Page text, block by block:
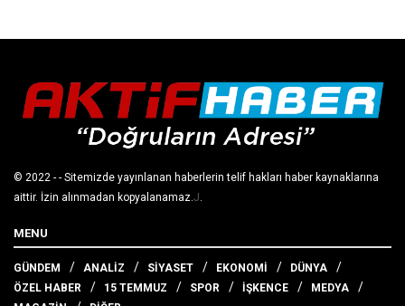
© 2022 - - Sitemizde yayınlanan haberlerin telif hakları haber kaynaklarına
aittir. İzin alınmadan kopyalanamaz. J
MENU
GÜNDEM ANALİZ SİYASET EKONOMİ
DÜNYA
ÖZEL HABER
15 TEMMUZ SPOR İŞKENCE
MEDYA